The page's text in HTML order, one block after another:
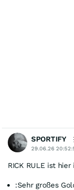
SPORTIFY
29.06.26
RICK RULE ist
:Sehr großes